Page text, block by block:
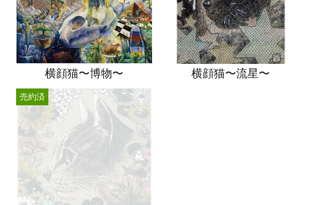
横顔猫〜博物〜 横顔猫〜流星〜
売約済